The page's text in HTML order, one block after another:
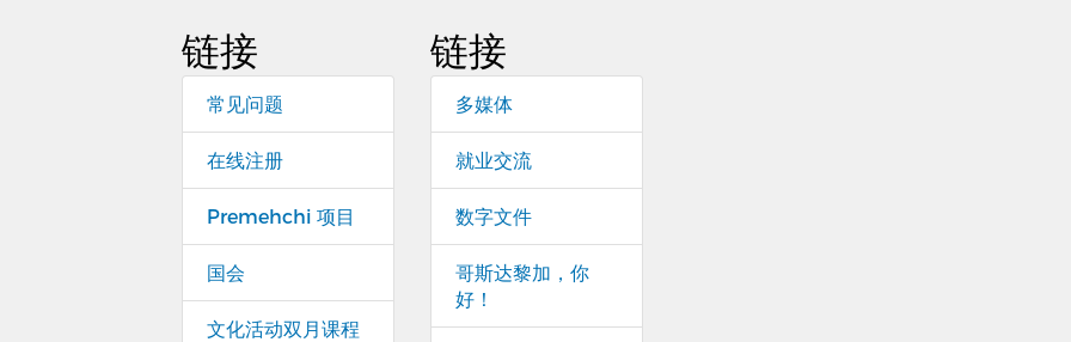
链接
常见问题
在线注册
Premehchi 项目
国会
文化活动双月课程
链接
多媒体
就业交流
数字文件
哥斯达黎加，你
好！